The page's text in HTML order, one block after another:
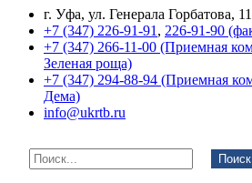
г. Уфа, ул. Генерала Горбатова, 11
+7 (347) 226-91-91 , 226-91-90
+7 (347) 266-11-00 (Приемная
Зеленая роща)
+7 (347) 294-88-94 (Приемная
Дема)
info@ukrtb.ru
Поиск